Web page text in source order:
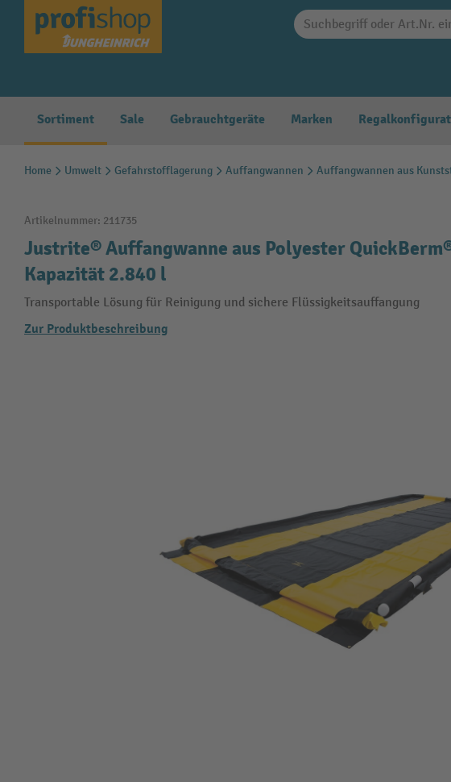
Zur Hauptnavigation springen
Sortiment Sale Gebrauchtgeräte Marken
Home Umwelt Gefahrstofflagerung Auffangwannen Auffangwannen aus
Artikelnummer: 211735
Justrite® Auffangwanne aus Polyester
Kapazität 2.840 l
Transportable Lösung für Reinigung und sichere Flüssigkeitsauffangung
Zur Produktbeschreibung